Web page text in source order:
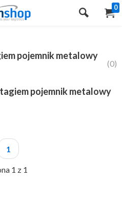
0
pojemnik metalowy
(0)
pojemnik metalowy
1 z 1
1